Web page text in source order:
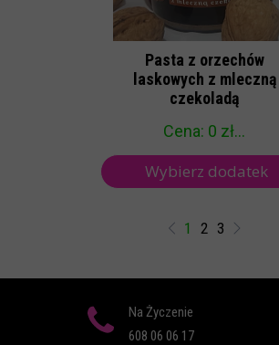
Pasta z orzechów
laskowych z mleczną
czekoladą
Cena: 0 zł...
Wybierz dodatek
1 2 3
Na Życzenie
608 06 06 17